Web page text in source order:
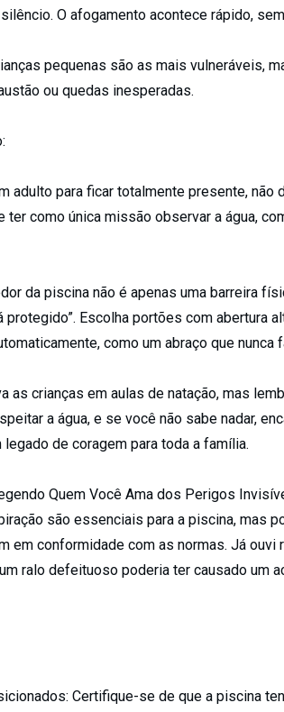
O afogamento acontece rápido,
pequenas são as mais vulneráveis,
ou quedas inesperadas.
adulto para ficar totalmente presente, não
como única missão observar a água,
da piscina não é apenas uma barreira
Escolha portões com abertura
como um abraço que nunca
as crianças em aulas de natação, mas
a água, e se você não sabe nadar,
de coragem para toda a família.
Quem Você Ama dos Perigos
são essenciais para a piscina, mas
em conformidade com as normas. Já ouvi
ralo defeituoso poderia ter causado um
Certifique-se de que a piscina